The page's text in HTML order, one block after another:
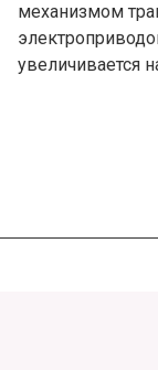
механизмом
увеличивается